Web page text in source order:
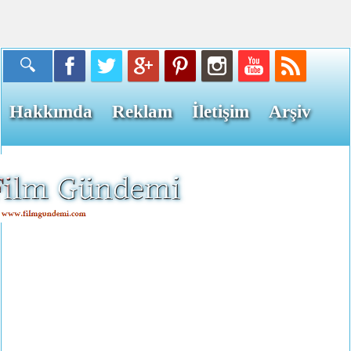
Hakkımda Reklam İletişim Arşiv